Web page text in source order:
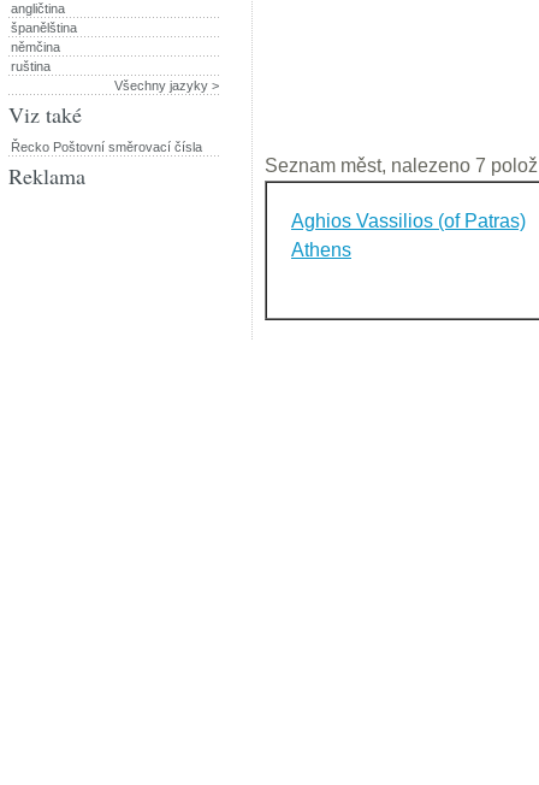
Seznam měst, nalezeno 7
Aghios Vassilios (of Patras)
Athens
angličtina
španělština
němčina
ruština
Všechny jazyky >
Viz také
Řecko Poštovní směrovací čísla
Reklama